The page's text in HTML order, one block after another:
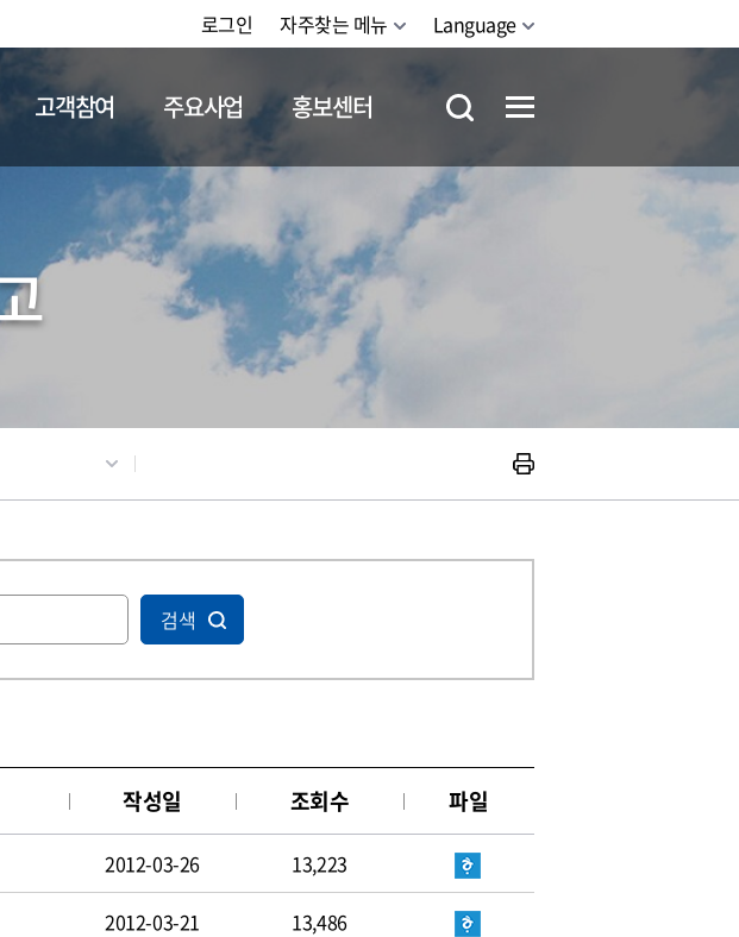
로그인 자주찾는 메뉴 Language
채용정보
고객참여 주요사업 홍보센터
검색
작성일 조회수 파일
2012-03-26 13,223
2012-03-21 13,486